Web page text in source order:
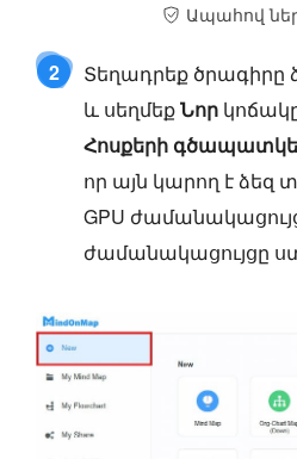
Ապահով
2
Տեղադրեք ծրագիրը
և սեղմեքՆոր
Հոսքերի
որ այն կարող է ձեզ
GPU
ժամանակացույցը